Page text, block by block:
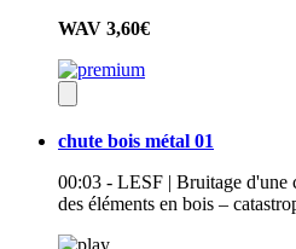
WAV 3,60€
chute bois métal 01
00:03 - LESF | Bruitage d'une
des éléments en bois –